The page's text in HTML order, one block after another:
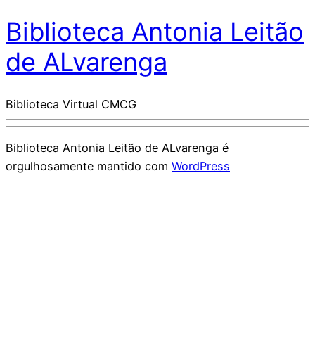
Biblioteca Antonia Leitão
de ALvarenga
Biblioteca Virtual CMCG
Biblioteca Antonia Leitão de ALvarenga é
orgulhosamente mantido com WordPress